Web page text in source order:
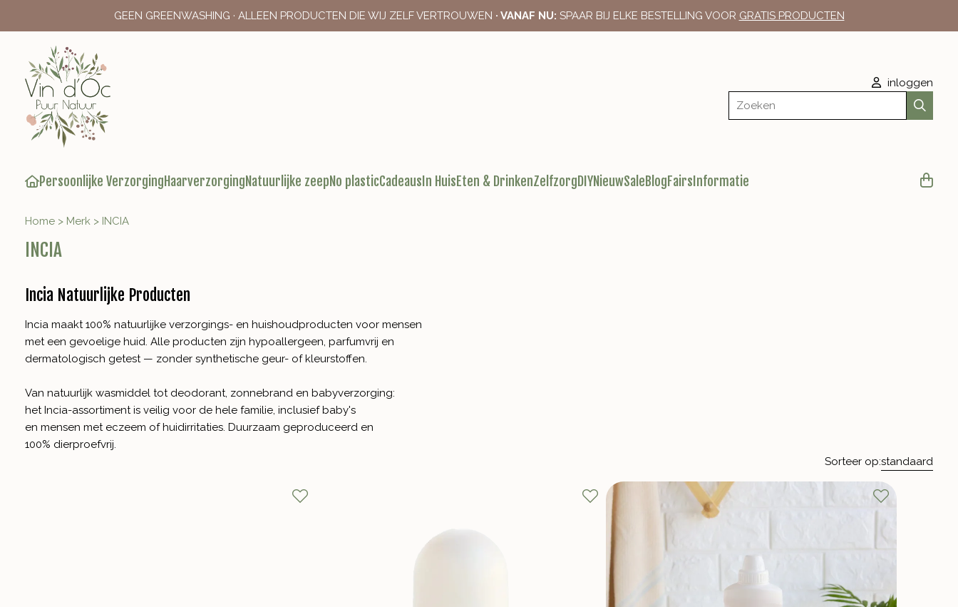
GEEN GREENWASHING · ALLEEN PRODUCTEN DIE WIJ ZELF VERTROUWEN · VANAF NU: SPAAR BIJ ELKE BESTELLING VOOR GRATIS PRODUCTEN
inloggen
Zoeken
Persoonlijke VerzorgingHaarverzorgingNatuurlijke zeepNo plasticCadeaus In HuisEten & DrinkenZelfzorgDIYNieuwSaleBlogFairs Informatie
Home > Merk > INCIA
INCIA
Incia Natuurlijke Producten
Incia maakt 100% natuurlijke verzorgings- en huishoudproducten voor mensen
met een gevoelige huid. Alle producten zijn hypoallergeen, parfumvrij en
dermatologisch getest — zonder synthetische geur- of kleurstoffen.
Van natuurlijk wasmiddel tot deodorant, zonnebrand en babyverzorging:
het Incia-assortiment is veilig voor de hele familie, inclusief baby's
en mensen met eczeem of huidirritaties. Duurzaam geproduceerd en
100% dierproefvrij.
Sorteer op:standaard